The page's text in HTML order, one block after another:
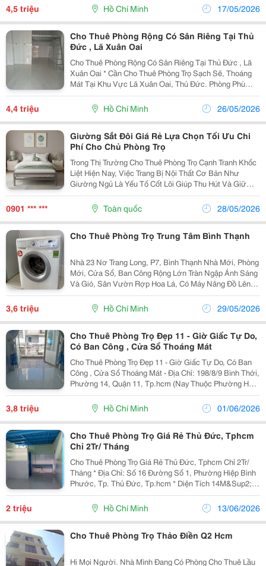
4,5 triệu Hồ Chí Minh 17/05/2026
Cho Thuê Phòng Rộng Có Sân Riêng Tại Thủ
Đức , Lã Xuân Oai
Cho Thuê Phòng Rộng Có Sân Riêng Tại Thủ Đức , Lã
Xuân Oai * Cần Cho Thuê Phòng Trọ Sạch Sẽ, Thoáng
Mát Tại Khu Vực Lã Xuân Oai, Thủ Đức. Phòng Phù
Hợp Cho Nhóm Bạn Hoặc Gia Đình Nhỏ Ở Lâu Dài.
Thông Tin Phòng: - Diện Tích : 50M2 ( Ngang 3M , Dài...
4,4 triệu Hồ Chí Minh 26/05/2026
Giường Sắt Đôi Giá Rẻ Lựa Chọn Tối Ưu Chi
Phí Cho Chủ Phòng Trọ
Trong Thị Trường Cho Thuê Phòng Trọ Cạnh Tranh Khốc
Liệt Hiện Nay, Việc Trang Bị Nội Thất Cơ Bản Như
Giường Ngủ Là Yếu Tố Cốt Lõi Giúp Thu Hút Và Giữ
Chân Khách Thuê Dài Lâu. Thay Vì Đầu Tư Các Loại
Giường Gỗ Đắt Tiền Dễ Bị Mối Mọt, Xu Hướng Ứng
Dụng...
0901 *** *** Toàn quốc 28/05/2026
Cho Thuê Phòng Trọ Trung Tâm Bình Thạnh
Nhà 23 Nơ Trang Long, P7, Bình Thạnh Nhà Mới, Phòng
Mới, Cửa Sổ, Ban Công Rộng Lớn Tràn Ngập Ánh Sáng
Và Gió, Sân Vườn Rợp Hoa Lá, Có Máy Nâng Đồ Lên
Cầu Thang Wc Riêng, Thiết Bị Cao Cấp, Nước Nóng
Lạnh Năng Lượng Mặt Trời, Nấu Ăn Tự Do. ...
3,6 triệu Hồ Chí Minh 29/05/2026
Cho Thuê Phòng Trọ Đẹp 11 - Giờ Giấc Tự Do,
Có Ban Công , Cửa Sổ Thoáng Mát
Cho Thuê Phòng Trọ Đẹp 11 - Giờ Giấc Tự Do, Có Ban
Công , Cửa Sổ Thoáng Mát - Địa Chỉ: 198/8/9 Bình Thới,
Phường 14, Quận 11, Tp.hcm (Nay Thuộc Phường Hòa
Bình, Tp.hcm) - Diện Tích: 24M&Sup2;- Giá Thuê: 3,8
Triệu/Tháng - Hiện Còn Trống...
3,8 triệu Hồ Chí Minh 01/06/2026
Cho Thuê Phòng Trọ Giá Rẻ Thủ Đức, Tphcm
Chỉ 2Tr/ Tháng
Cho Thuê Phòng Trọ Giá Rẻ Thủ Đức, Tphcm Chỉ 2Tr/
Tháng * Địa Chỉ: Số 16 Đường Số 1, Phường Hiệp Bình
Phước, Tp. Thủ Đức, Tp.hcm * Diện Tích 14M&Sup2; +
Gác Xép - Sạch Sẽ, Thoáng Mát, Phù Hợp Cho
1&Ndash;2 Người Ở. - Phòng Trống, Nhận Phòng...
2 triệu Hồ Chí Minh 13/06/2026
Cho Thuê Phòng Trọ Thảo Điền Q2 Hcm
Hi Mọi Người. Nhà Mình Đang Có Phòng Cho Thuê Lầu